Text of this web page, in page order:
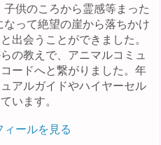
供のころから霊感等まった
って絶望の崖から落ちかけ
出会うことができました。
の教えで、アニマルコミュ
ードへと繋がりました。年
アルガイドやハイヤーセル
います。
ールを見る